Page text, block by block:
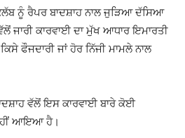
ਨੂੰ ਰੈਪਰ ਬਾਦਸ਼ਾਹ ਨਾਲ ਜੁੜਿਆ ਦੱਸਿਆ
ਜਾਰੀ ਕਾਰਵਾਈ ਦਾ ਮੁੱਖ ਆਧਾਰ ਇਮਾਰਤੀ
ਫੌਜਦਾਰੀ ਜਾਂ ਹੋਰ ਨਿੱਜੀ ਮਾਮਲੇ ਨਾਲ
ਵੱਲੋਂ ਇਸ ਕਾਰਵਾਈ ਬਾਰੇ ਕੋਈ
ਆਇਆ ਹੈ।